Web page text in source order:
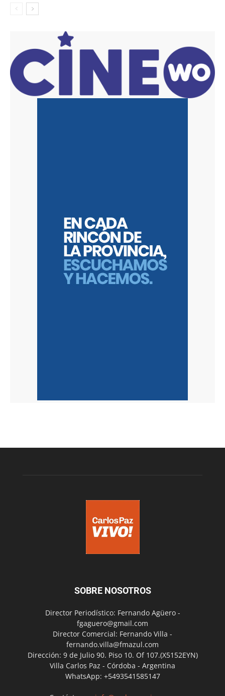
SOBRE NOSOTROS
Director Periodístico: Fernando Agüero -
fgaguero@gmail.com
Director Comercial: Fernando Villa -
fernando.villa@fmazul.com
Dirección: 9 de Julio 90. Piso 10. Of 107.(X5152EYN)
Villa Carlos Paz - Córdoba - Argentina
WhatsApp: +5493541585147